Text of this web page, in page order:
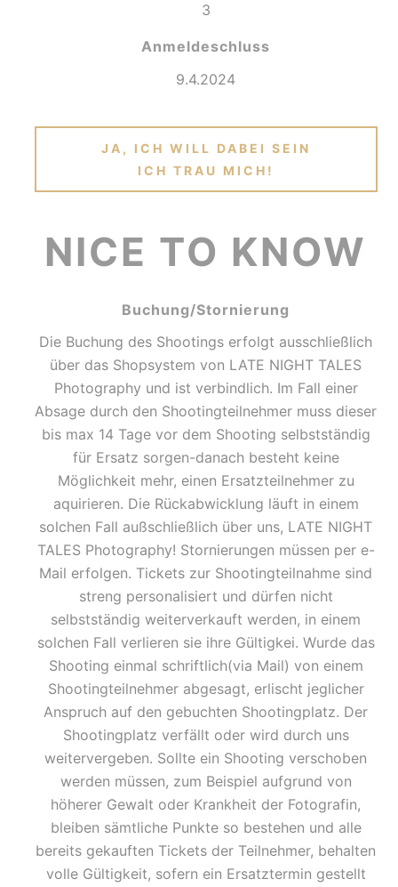
3
Anmeldeschluss
9.4.2024
JA, ICH WILL DABEI SEIN
ICH TRAU MICH!
NICE TO KNOW
Buchung/Stornierung
Die Buchung des Shootings erfolgt ausschließlich
über das Shopsystem von LATE NIGHT TALES
Photography und ist verbindlich. Im Fall einer
Absage durch den Shootingteilnehmer muss dieser
bis max 14 Tage vor dem Shooting selbstständig
für Ersatz sorgen-danach besteht keine
Möglichkeit mehr, einen Ersatzteilnehmer zu
aquirieren. Die Rückabwicklung läuft in einem
solchen Fall außschließlich über uns, LATE NIGHT
TALES Photography! Stornierungen müssen per e-
Mail erfolgen. Tickets zur Shootingteilnahme sind
streng personalisiert und dürfen nicht
selbstständig weiterverkauft werden, in einem
solchen Fall verlieren sie ihre Gültigkei. Wurde das
Shooting einmal schriftlich(via Mail) von einem
Shootingteilnehmer abgesagt, erlischt jeglicher
Anspruch auf den gebuchten Shootingplatz. Der
Shootingplatz verfällt oder wird durch uns
weitervergeben. Sollte ein Shooting verschoben
werden müssen, zum Beispiel aufgrund von
höherer Gewalt oder Krankheit der Fotografin,
bleiben sämtliche Punkte so bestehen und alle
bereits gekauften Tickets der Teilnehmer, behalten
volle Gültigkeit, sofern ein Ersatztermin gestellt